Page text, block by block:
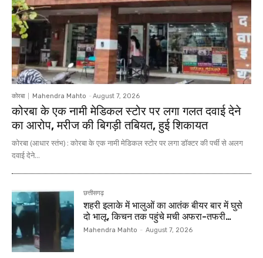
कोरबा Mahendra Mahto - August 7, 2026
कोरबा के एक नामी मेडिकल स्टोर पर लगा गलत दवाई देने
का आरोप, मरीज की बिगड़ी तबियत, हुई शिकायत
कोरबा (आधार स्तंभ) : कोरबा के एक नामी मेडिकल स्टोर पर लगा डॉक्टर की पर्ची से अलग
दवाई देने...
छत्तीसगढ़
शहरी इलाके में भालुओं का आतंक बीयर बार में घुसे
दो भालू, किचन तक पहुंचे मची अफरा-तफरी…
Mahendra Mahto - August 7, 2026